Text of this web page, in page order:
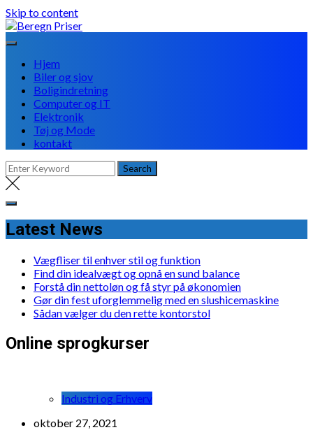
Skip to content
Hjem
Biler og sjov
Boligindretning
Computer og IT
Elektronik
Tøj og Mode
kontakt
Latest News
Vægfliser til enhver stil og funktion
Find din idealvægt og opnå en sund balance
Forstå din nettoløn og få styr på økonomien
Gør din fest uforglemmelig med en slushicemaskine
Sådan vælger du den rette kontorstol
Online sprogkurser
Industri og Erhverv
oktober 27, 2021